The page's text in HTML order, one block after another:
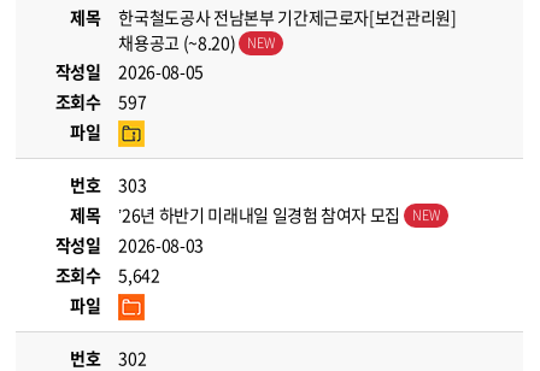
제목
한국철도공사 전남본부 기간제근로자[보건관리원]
채용공고 (~8.20)
작성일
2026-08-05
조회수
597
파일
번호
303
제목
’26년 하반기 미래내일 일경험 참여자 모집
작성일
2026-08-03
조회수
5,642
파일
번호
302